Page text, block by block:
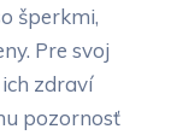
šperkmi,
Pre svoj
zdraví
pozornosť